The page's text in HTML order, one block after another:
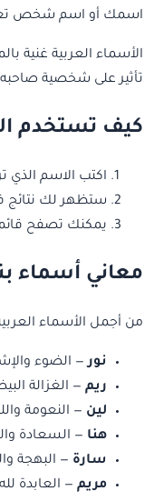
اسمك أو اسم شخص
الأسماء العربية غنية
تأثير على شخصية
كيف تستخدم
اكتب الاسم الذي
ستظهر لك نتائج
يمكنك تصفح
معاني أسماء
من أجمل الأسماء
نور— الضوء
ريم — الغزالة
لين — النعومة
هنا — السعادة
سارة — البهجة
مريم — العابدة